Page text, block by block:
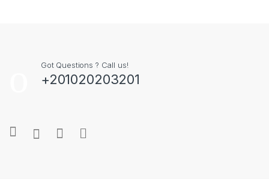
Got Questions ? Call us!
+201020203201